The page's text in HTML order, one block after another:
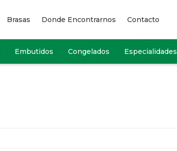
Embutidos Congelados Especialidades
Brasas Donde Encontrarnos Contacto